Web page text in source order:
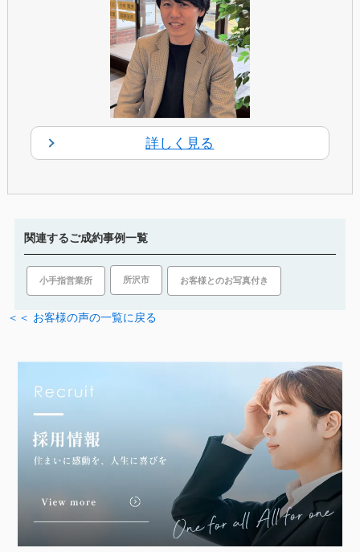
詳しく見る
関連するご成約事例一覧
小手指営業所 所沢市 お客様とのお写真付き
＜＜ お客様の声の一覧に戻る